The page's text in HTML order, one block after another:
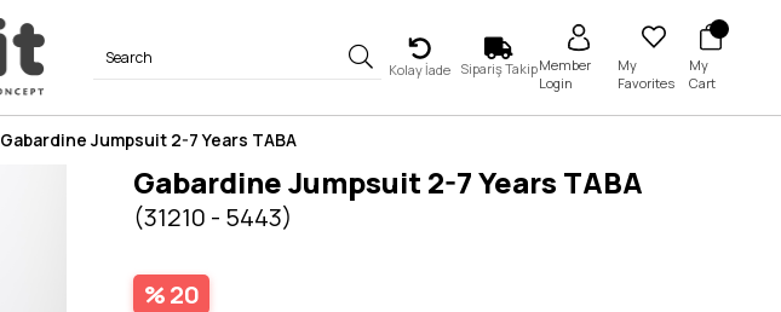
Kolay İade Sipariş TakipMember
Login
My
Favorites
My
Cart
Gabardine Jumpsuit 2-7 Years TABA
Gabardine Jumpsuit 2-7 Years TABA
(31210 - 5443)
20